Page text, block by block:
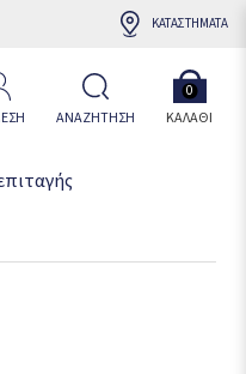
ΚΑΤΑΣΤΗΜΑΤΑ
ΑΝΑΖΗΤΗΣΗ ΚΑΛΆΘΙ
0